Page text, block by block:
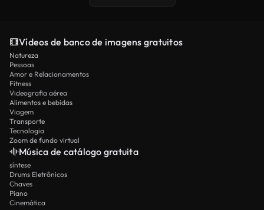
Vídeos de banco de imagens gratuitos
Natureza
Pessoas
Amor e Relacionamentos
Fitness
Videografia aérea
Alimentos e bebidas
Viagem
Transporte
Tecnologia
Zoom de fundo virtual
Música de catálogo gratuita
síntese
Drums Eletrônicos
Chaves
Piano
Cinemática